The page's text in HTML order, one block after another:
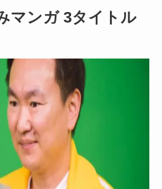
マンガ 3タイトル